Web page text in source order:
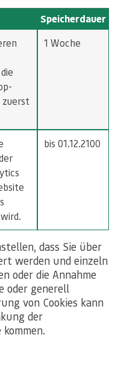
Speicherdauer
zuerst
1 Woche
bis 01.12.2100
dass Sie über
werden und einzeln
oder die Annahme
oder generell
von Cookies kann
der